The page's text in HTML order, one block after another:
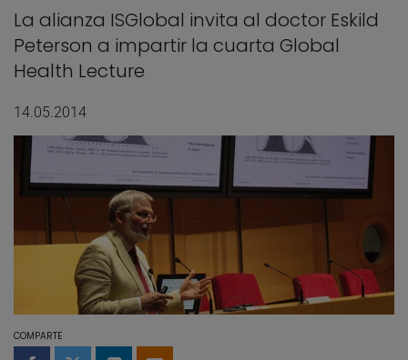
La alianza ISGlobal invita al doctor Eskild
Peterson a impartir la cuarta Global
Health Lecture
14.05.2014
COMPARTE